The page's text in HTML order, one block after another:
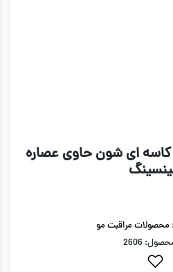
کاسه ای شون حاوی عصاره
محصولات مراقبت مو
2606